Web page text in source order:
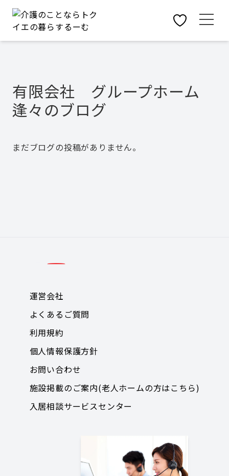
有限会社 グループホーム
逢々のブログ
まだブログの投稿がありません。
運営会社
よくあるご質問
利用規約
個人情報保護方針
お問い合わせ
施設掲載のご案内(老人ホームの方はこちら)
入居相談サービスセンター